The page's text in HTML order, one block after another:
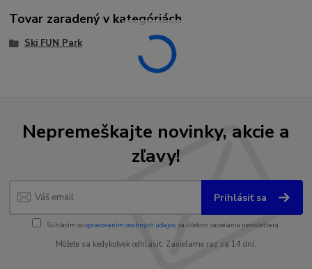
Tovar zaradený v kategóriách
Ski FUN Park
Nepremeškajte novinky, akcie a
zľavy!
Prihlásiť sa
Súhlasím sospracovaním osobných údajov za účelom zasielania newslettera.
Môžete sa kedykoľvek odhlásiť. Zasielame raz za 14 dní.